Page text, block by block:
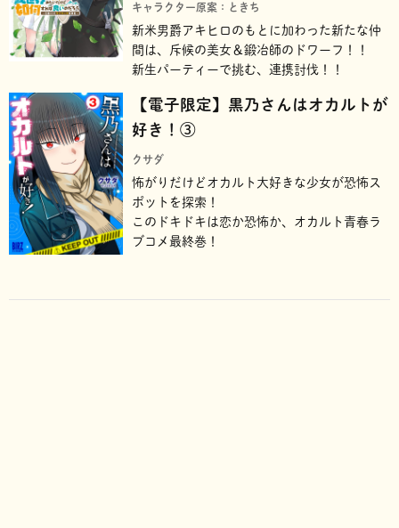
キャラクター原案：ときち
新米男爵アキヒロのもとに加わった新たな仲
間は、斥候の美女＆鍛冶師のドワーフ！！
新生パーティーで挑む、連携討伐！！
【電子限定】黒乃さんはオカルトが
好き！③
クサダ
怖がりだけどオカルト大好きな少女が恐怖ス
ポットを探索！
このドキドキは恋か恐怖か、オカルト青春ラ
ブコメ最終巻！